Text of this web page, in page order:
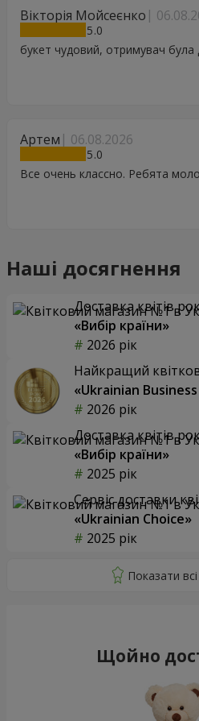
Вікторія Мойсеєнко
5
букет чудовий, отримувач
Артем 06.08.2026
5
Все очень классно. Ребята
Наші досягнення
Доставка квітів
«Вибір країни»
2026 рік
Найкращий
«Ukrainian
2026 рік
Доставка квітів
«Вибір країни»
2025 рік
Сервіс доставки
«Ukrainian Choice»
2025 рік
Щойно